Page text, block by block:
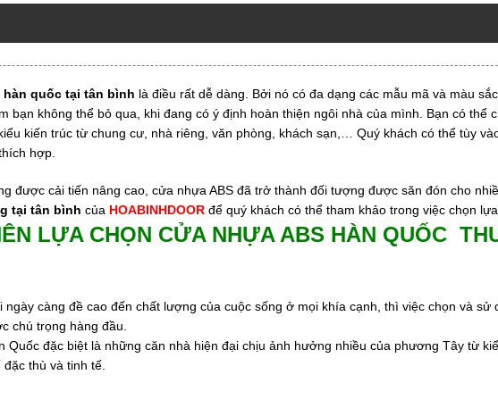
hàn quốc tại tân bình là điều rất dễ dàng. Bởi nó có đa dạng các mẫu mã và màu
bạn không thể bỏ qua, khi đang có ý định hoàn thiện ngôi nhà của mình. Bạn có thể
kiến trúc từ chung cư, nhà riêng, văn phòng, khách sạn,… Quý khách có thể tùy
hợp.
được cải tiến nâng cao, cửa nhựa ABS đã trở thành đối tượng được săn đón cho
tại tân bình của HOABINHDOOR để quý khách có thể tham khảo trong việc chọn
LỰA CHỌN CỬA NHỰA ABS HÀN QUỐC
càng đề cao đến chất lượng của cuộc sống ở mọi khía cạnh, thì việc chọn và sử
chú trọng hàng đầu.
Quốc đặc biệt là những căn nhà hiện đại chịu ảnh hưởng nhiều của phương Tây từ
thù và tinh tế.